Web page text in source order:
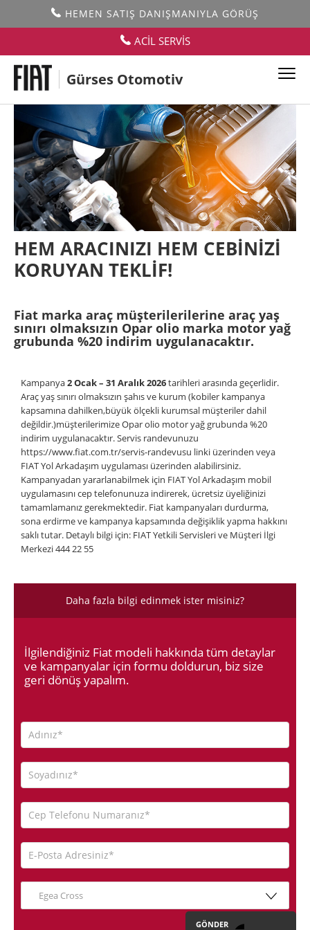
HEMEN SATIŞ DANIŞMANIYLA GÖRÜŞ
ACİL SERVİS
Gürses Otomotiv
HEM ARACINIZI HEM CEBİNİZİ
KORUYAN TEKLİF!
Fiat marka araç müşterilerilerine araç yaş
sınırı olmaksızın Opar olio marka motor yağ
grubunda %20 indirim uygulanacaktır.
Kampanya2 Ocak – 31 Aralık 2026tarihleri arasında geçerlidir.
Araç yaş sınırı olmaksızın şahıs ve kurum (kobiler kampanya
kapsamına dahilken,büyük ölçekli kurumsal müşteriler dahil
değildir.)müşterilerimize Opar olio motor yağ grubunda %20
indirim uygulanacaktır. Servis randevunuzu
https://www.fiat.com.tr/servis-randevusu linki üzerinden veya
FIAT Yol Arkadaşım uygulaması üzerinden alabilirsiniz.
Kampanyadan yararlanabilmek için FIAT Yol Arkadaşım mobil
uygulamasını cep telefonunuza indirerek, ücretsiz üyeliğinizi
tamamlamanız gerekmektedir. Fiat kampanyaları durdurma,
sona erdirme ve kampanya kapsamında değişiklik yapma hakkını
saklı tutar. Detaylı bilgi için: FIAT Yetkili Servisleri ve Müşteri İlgi
Merkezi 444 22 55
Daha fazla bilgi edinmek ister misiniz?
İlgilendiğiniz Fiat modeli hakkında tüm detaylar
ve kampanyalar için formu doldurun, biz size
geri dönüş yapalım.
Egea Cross